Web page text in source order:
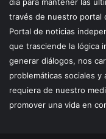
través de nuestro portal
Portal de noticias
que trasciende la lógica
generar diálogos, nos
problemáticas sociales y
requiera de nuestro
promover una vida en